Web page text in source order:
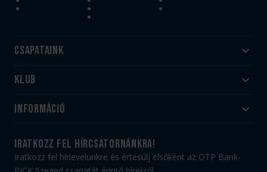
Csapataink
Felnőtt
Utánpótlás
Klub
#HandballFamily
Munkatársaink
PICK Aréna
Információ
Jegy- és bérletvásárlás
Webshop
iratkozz fel hírcsatornánkra!
Iratkozz fel hírlevelünkre és értesülj elsőként az OTP Bank-